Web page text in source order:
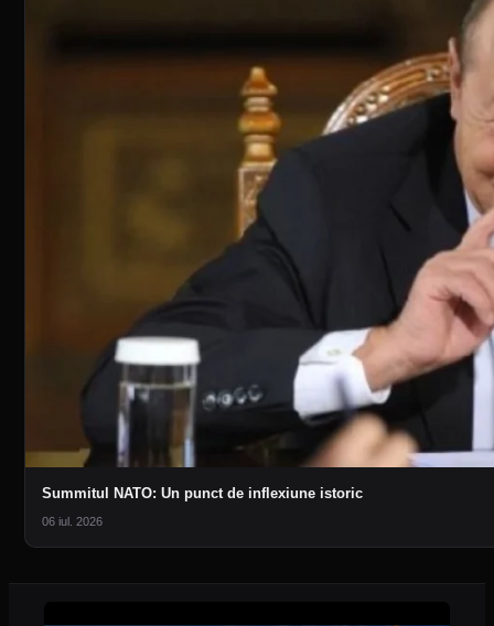
Summitul NATO: Un punct de inflexiune istoric
06 iul. 2026